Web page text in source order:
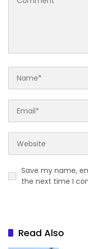
Save my name,
the next time I
Read Also